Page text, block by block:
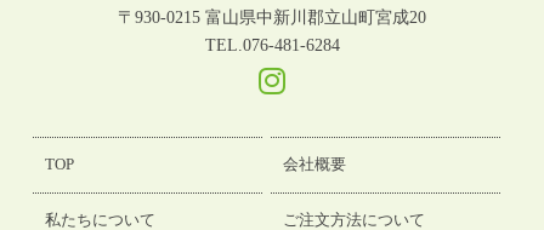
〒930-0215 富山県中新川郡立山町宮成20
TEL.076-481-6284
TOP
私たちについて
会社概要
ご注文方法について